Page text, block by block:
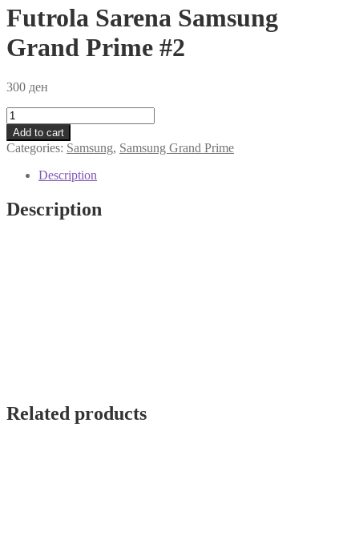
Futrola Sarena Samsung
Grand Prime #2
300 ден
Futrola
Sarena
Samsung
Grand
Prime
quantity
Add to cart
Categories: Samsung, Samsung Grand Prime
Description
Description
Related products